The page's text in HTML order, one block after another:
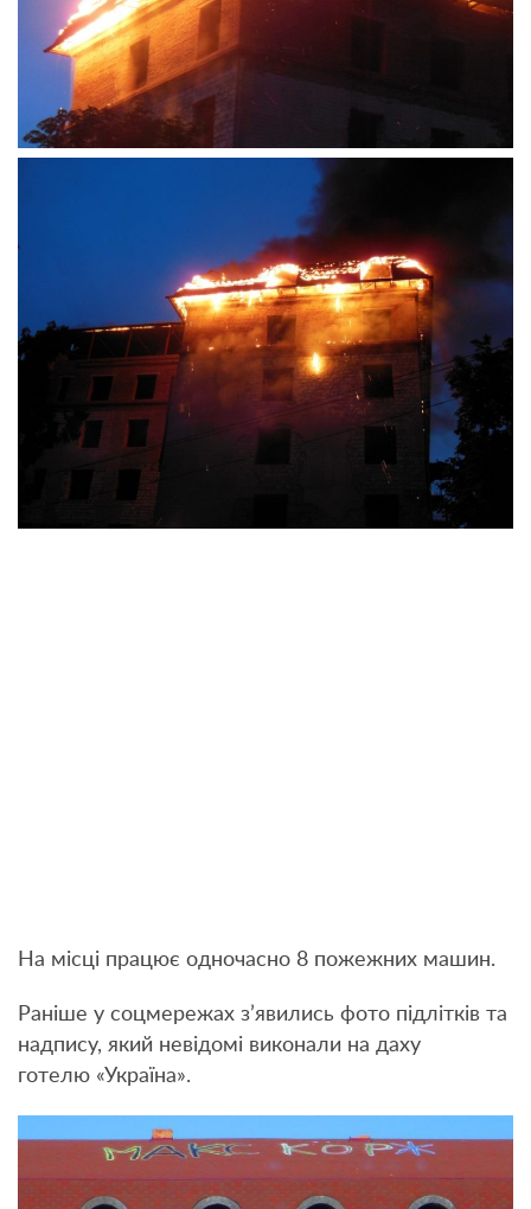
На місці працює одночасно 8 пожежних машин.
Раніше у соцмережах з’явились фото підлітків та
надпису, який невідомі виконали на даху
готелю «Україна».